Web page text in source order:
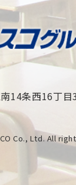
14条西16丁目
Co., Ltd. All